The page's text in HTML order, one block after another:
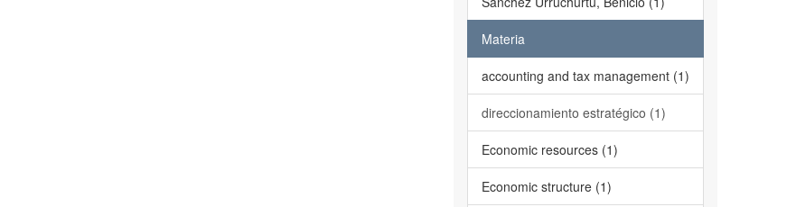
Materia
accounting and tax management (1)
direccionamiento estratégico (1)
Economic resources (1)
Economic structure (1)